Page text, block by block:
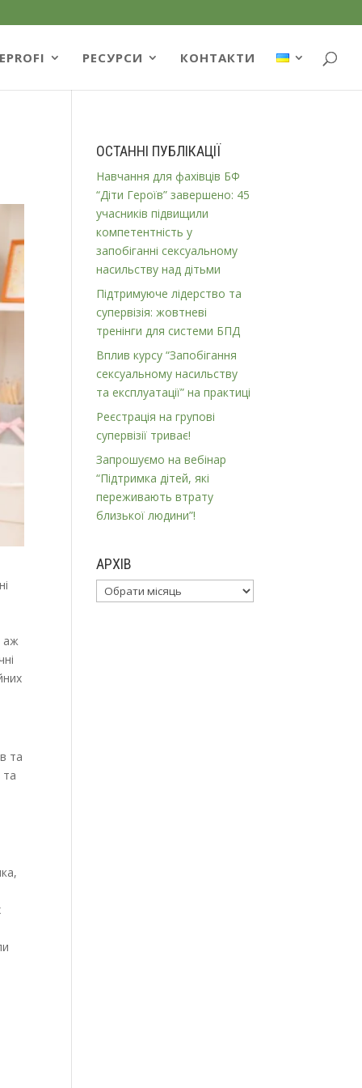
РЕСУРСИ КОНТАКТИ
аж
та
та
ОСТАННІ ПУБЛІКАЦІЇ
Навчання для фахівців БФ
“Діти Героїв” завершено: 45
учасників підвищили
компетентність у
запобіганні сексуальному
насильству над дітьми
Підтримуюче лідерство та
супервізія: жовтневі
тренінги для системи БПД
Вплив курсу “Запобігання
сексуальному насильству
та експлуатації” на практиці
Реєстрація на групові
супервізії триває!
Запрошуємо на вебінар
“Підтримка дітей, які
переживають втрату
близької людини”!
АРХІВ
Архів